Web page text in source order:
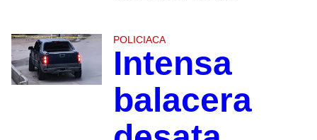
POLICIACA
Intensa
balacera